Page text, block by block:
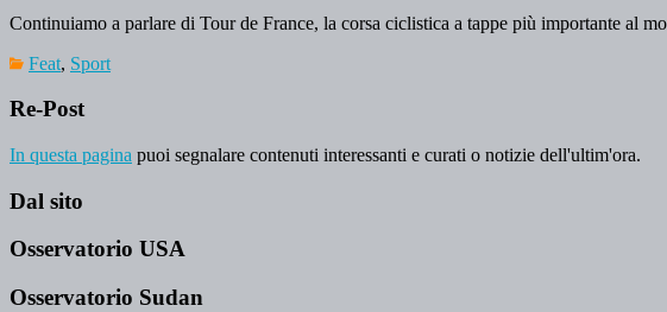
Continuiamo a parlare di Tour de France, la corsa ciclistica a tappe più importante al
Feat, Sport
Re-Post
In questa pagina puoi segnalare contenuti interessanti e curati o notizie dell'ultim'ora.
Dal sito
Osservatorio USA
Osservatorio Sudan